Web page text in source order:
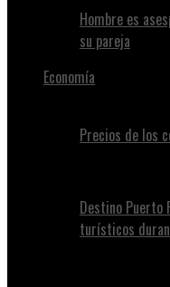
Hombre es
su pareja
Economía
Precios de los
Destino
turísticos